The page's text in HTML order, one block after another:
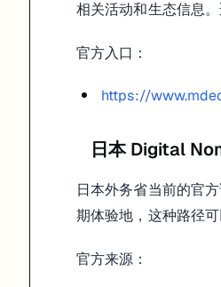
相关活动和生态信息
官方入口：
https://
日本 Digital
日本外务省当前的官
期体验地，这种路径
官方来源：